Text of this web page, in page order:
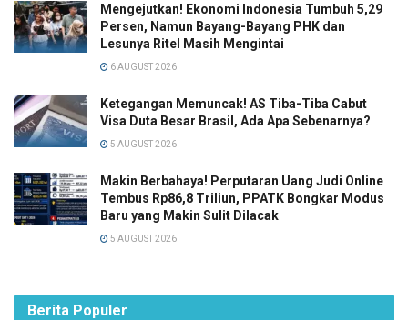
Mengejutkan! Ekonomi Indonesia Tumbuh 5,29
Persen, Namun Bayang-Bayang PHK dan
Lesunya Ritel Masih Mengintai
6 AUGUST 2026
Ketegangan Memuncak! AS Tiba-Tiba Cabut
Visa Duta Besar Brasil, Ada Apa Sebenarnya?
5 AUGUST 2026
Makin Berbahaya! Perputaran Uang Judi Online
Tembus Rp86,8 Triliun, PPATK Bongkar Modus
Baru yang Makin Sulit Dilacak
5 AUGUST 2026
Berita Populer